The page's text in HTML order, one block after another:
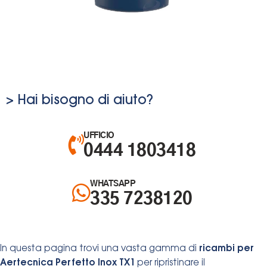
> Hai bisogno di aiuto?
UFFICIO
0444 1803418
WHATSAPP
335 7238120
In questa pagina trovi una vasta gamma di ricambi per
Aertecnica Perfetto Inox TX1
per ripristinare il